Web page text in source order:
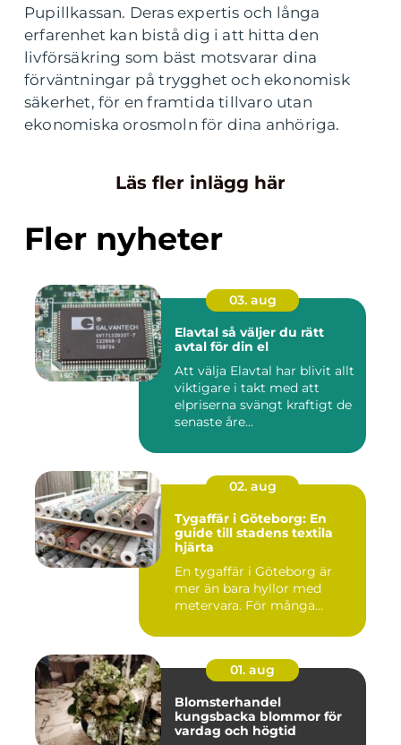
Pupillkassan. Deras expertis och långa
erfarenhet kan bistå dig i att hitta den
livförsäkring som bäst motsvarar dina
förväntningar på trygghet och ekonomisk
säkerhet, för en framtida tillvaro utan
ekonomiska orosmoln för dina anhöriga.
Läs fler inlägg här
Fler nyheter
03. aug
Elavtal så väljer du rätt
avtal för din el
Att välja Elavtal har blivit allt
viktigare i takt med att
elpriserna svängt kraftigt de
senaste åre...
02. aug
Tygaffär i Göteborg: En
guide till stadens textila
hjärta
En tygaffär i Göteborg är
mer än bara hyllor med
metervara. För många...
01. aug
Blomsterhandel
kungsbacka blommor för
vardag och högtid